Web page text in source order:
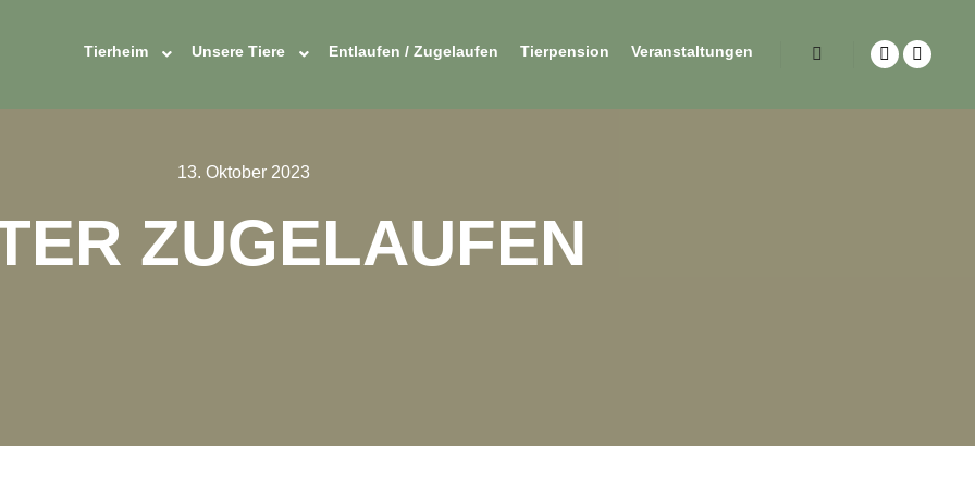
Tierheim Unsere Tiere Entlaufen / Zugelaufen Tierpension Veranstaltungen
13. Oktober 2023
ZUGELAUFEN